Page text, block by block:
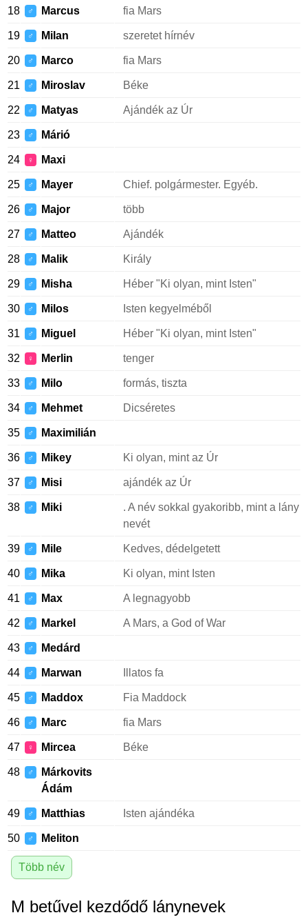
18 ♂ Marcus fia Mars
19 ♂ Milan szeretet hírnév
20 ♂ Marco fia Mars
21 ♂ Miroslav Béke
22 ♂ Matyas Ajándék az Úr
23 ♂ Márió
24 ♀ Maxi
25 ♂ Mayer Chief. polgármester. Egyéb.
26 ♂ Major több
27 ♂ Matteo Ajándék
28 ♂ Malik Király
29 ♂ Misha Héber "Ki olyan, mint Isten"
30 ♂ Milos Isten kegyelméből
31 ♂ Miguel Héber "Ki olyan, mint Isten"
32 ♀ Merlin tenger
33 ♂ Milo formás, tiszta
34 ♂ Mehmet Dicséretes
35 ♂ Maximilián
36 ♂ Mikey Ki olyan, mint az Úr
37 ♂ Misi ajándék az Úr
38 ♂ Miki
. A név sokkal gyakoribb, mint a lány
nevét
39 ♂ Mile Kedves, dédelgetett
40 ♂ Mika Ki olyan, mint Isten
41 ♂ Max A legnagyobb
42 ♂ Markel A Mars, a God of War
43 ♂ Medárd
44 ♂ Marwan Illatos fa
45 ♂ Maddox Fia Maddock
46 ♂ Marc fia Mars
47 ♀ Mircea Béke
48 ♂
Márkovits
Ádám
49 ♂ Matthias Isten ajándéka
50 ♂ Meliton
Több név
M betűvel kezdődő lánynevek